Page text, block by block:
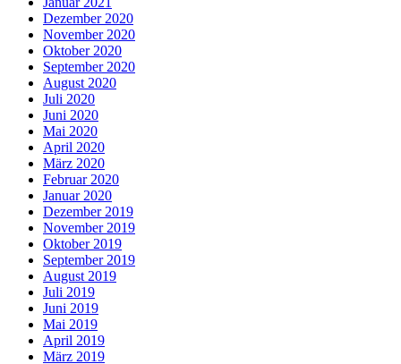
Dezember 2020
November 2020
Oktober 2020
September 2020
August 2020
Juli 2020
Juni 2020
Mai 2020
April 2020
März 2020
Februar 2020
Januar 2020
Dezember 2019
November 2019
Oktober 2019
September 2019
August 2019
Juli 2019
Juni 2019
Mai 2019
April 2019
März 2019